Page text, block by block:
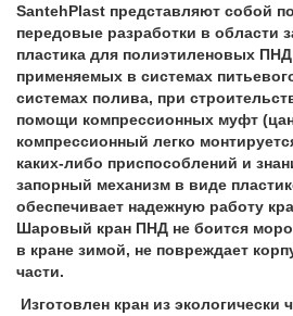
SantehPlast представляют собой
передовые разработки в области
пластика для полиэтиленовых
применяемых в системах
системах полива, при
помощи компрессионных муфт
компрессионный легко
каких-либо приспособлений и
запорный механизм в виде
обеспечивает надежную работу
Шаровый кран ПНД не боится
в кране зимой, не повреждает
части.
Изготовлен кран из экологически